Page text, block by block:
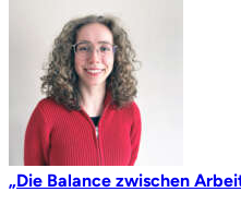
„Die Balance zwischen